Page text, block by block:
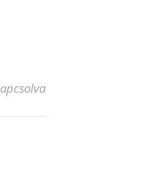
bejegyzéshez